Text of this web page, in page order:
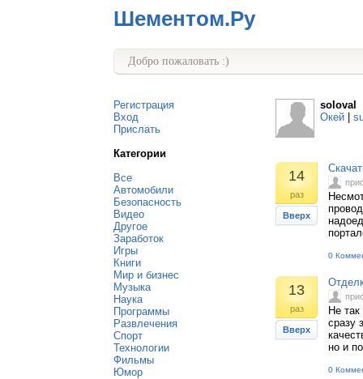
Шементом.Ру
Добро пожаловать :)
Регистрация
Вход
Прислать
Категории
Все
Автомобили
Безопасность
Видео
Другое
Заработок
Игры
Книги
Мир и бизнес
Музыка
Наука
Программы
Развлечения
Спорт
Технологии
Фильмы
Юмор
soloval
Окей
14
раз
Вверх
0
13
раз
Вверх
Не
сразу
но и
0